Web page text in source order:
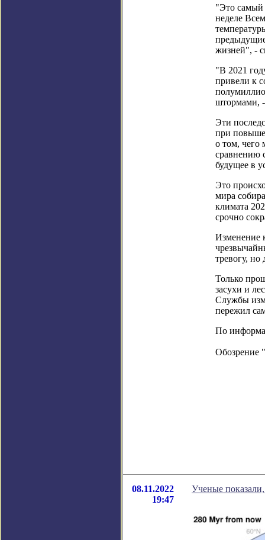
"Это самый
неделе
жизней", -
"В 2021
привели к
штормами,
Эти
при
о том, чего
сравнению
будущее в
Это
мира
климата
срочно
Изменение
тревогу,
Только
засухи и
Службы
пережил
По
Обозрение "
08.11.2022
19:47
Ученые показали,